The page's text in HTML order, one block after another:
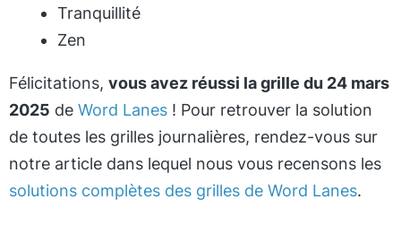
Tranquillité
Zen
Félicitations, vous avez réussi la grille du 24 mars
2025 de Word Lanes ! Pour retrouver la solution
de toutes les grilles journalières, rendez-vous sur
notre article dans lequel nous vous recensons les
solutions complètes des grilles de Word Lanes.